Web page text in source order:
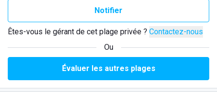
Notifier
Êtes-vous le gérant de cet plage privée ? Contactez-nous
Ou
Évaluer les autres plages